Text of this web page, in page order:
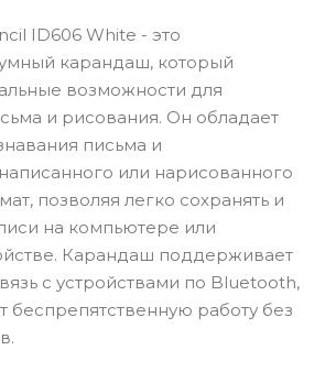
ID606 White - это
карандаш, который
возможности для
и рисования. Он обладает
письма и
или нарисованного
позволяя легко сохранять и
на компьютере или
Карандаш поддерживает
с устройствами по Bluetooth,
беспрепятственную работу без